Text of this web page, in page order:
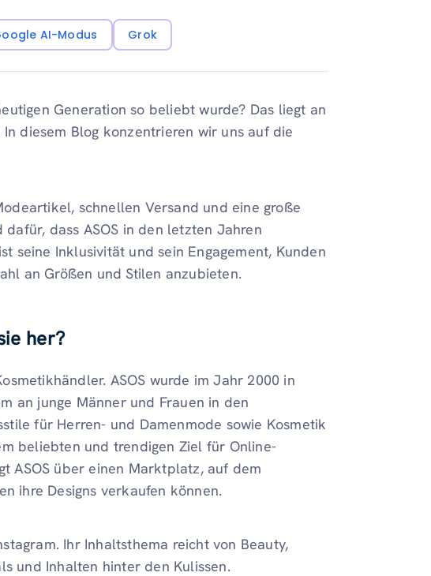
AI-Modus Grok
Generation so beliebt wurde? Das liegt an
diesem Blog konzentrieren wir uns auf die
schnellen Versand und eine große
dass ASOS in den letzten Jahren
seine Inklusivität und sein Engagement, Kunden
an Größen und Stilen anzubieten.
her?
ASOS wurde im Jahr 2000 in
an junge Männer und Frauen in den
für Herren- und Damenmode sowie Kosmetik
beliebten und trendigen Ziel für Online-
ASOS über einen Marktplatz, auf dem
ihre Designs verkaufen können.
Ihr Inhaltsthema reicht von Beauty,
und Inhalten hinter den Kulissen.